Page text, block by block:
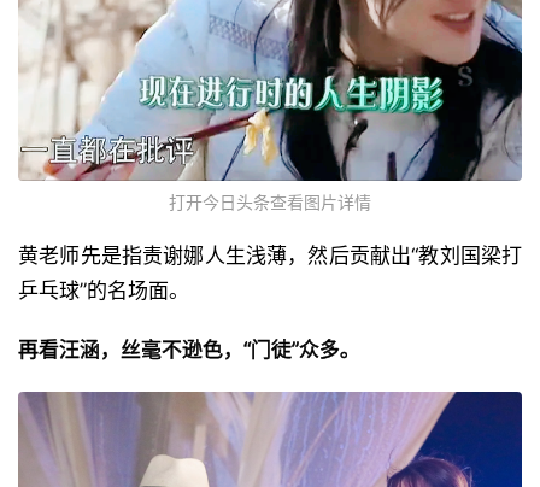
打开今日头条查看图片详情
黄老师先是指责谢娜人生浅薄，然后贡献出“教刘国梁打
乒乓球”的名场面。
再看汪涵，丝毫不逊色，“门徒”众多。